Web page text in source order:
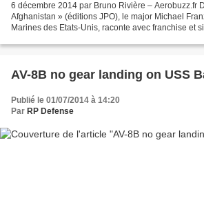
6 décembre 2014 par Bruno Rivière – Aerobuzz.fr
Afghanistan » (éditions JPO), le major Michael
Marines des Etats-Unis, raconte avec franchise et
AV-8B no gear landing on USS
Publié le 01/07/2014 à 14:20
Par RP Defense